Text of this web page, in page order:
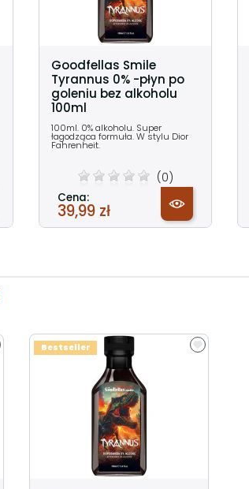
Goodfellas Smile
Tyrannus 0% -płyn po
goleniu bez alkoholu
100ml
100ml. 0% alkoholu. Super
łagodząca formuła. W stylu Dior
Fahrenheit.
(0)
Cena:
39,99 zł
Bestseller